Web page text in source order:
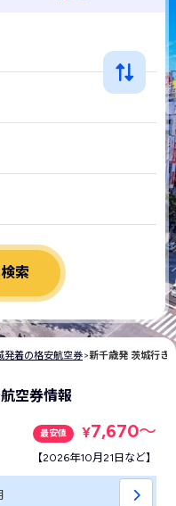
索
発着の格安航空券>新千歳発 茨城行き
空券情報
最安値 ¥7,670〜
【2026年10月21日など】